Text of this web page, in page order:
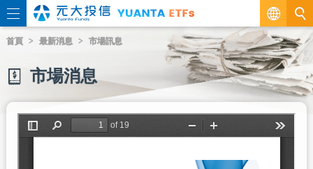
繁
EN
首頁 最新消息 市場訊息
市場消息